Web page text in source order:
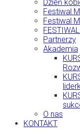
Dzień
Festiwal
Festiwal
Partnerzy
Akademia
O nas
KONTAKT